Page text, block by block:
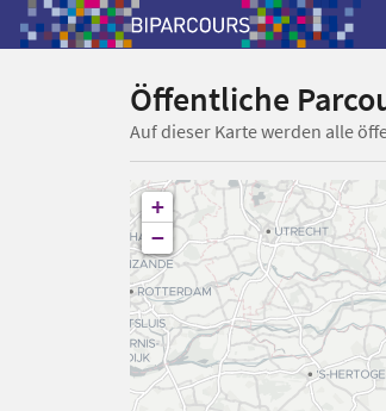
Öffentliche
Auf dieser Karte werden alle
+
−